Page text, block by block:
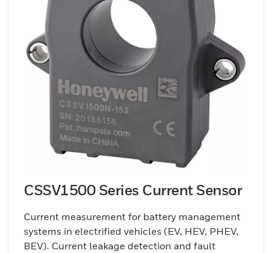
CSSV1500 Series Current Sensor
Current measurement for battery management
systems in electrified vehicles (EV, HEV, PHEV,
BEV). Current leakage detection and fault